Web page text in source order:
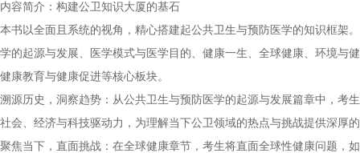
内容简介：构建公卫知识大厦的基石
本书以全面且系统的视角，精心搭建起公共卫生与预防医学的知识框架
学的起源与发展、医学模式与医学目的、健康一生、全球健康、环境与
健康教育与健康促进等核心板块。
溯源历史，洞察趋势：从公共卫生与预防医学的起源与发展篇章中，考
社会、经济与科技驱动力，为理解当下公卫领域的热点与挑战提供深厚
聚焦当下，直面挑战：在全球健康章节，考生将直面全球性健康问题，